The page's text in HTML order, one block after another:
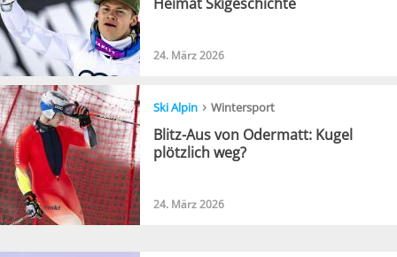
24. März 2026
Ski Alpin › Wintersport
Blitz-Aus von Odermatt: Kugel
plötzlich weg?
24. März 2026